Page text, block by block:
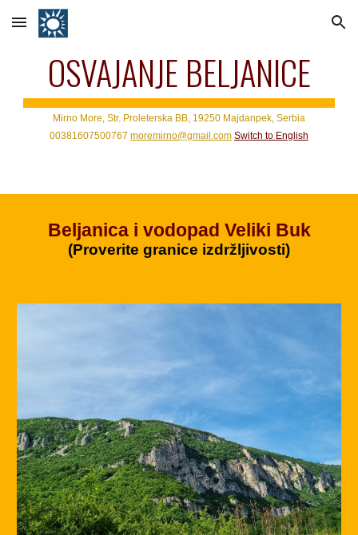
Skip to main content Skip to navigation
OSVAJANJE BELJANICE
Mirno More, Str. Proleterska BB, 19250 Majdanpek, Serbia
00381607500767 moremirno@gmail.com Switch to English
Beljanica i vodopad Veliki Buk
(Proverite granice izdržljivosti)